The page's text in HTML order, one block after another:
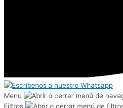
Menú
Filtros